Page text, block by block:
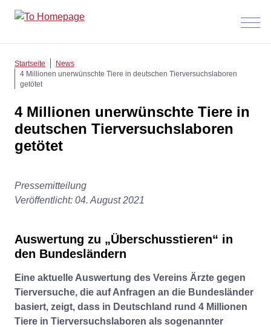
Menü
Startseite
News
4 Millionen unerwünschte Tiere in deutschen Tierversuchslaboren
getötet
4 Millionen unerwünschte Tiere in
deutschen Tierversuchslaboren
getötet
Pressemitteilung
Veröffentlicht: 04. August 2021
Auswertung zu „Überschusstieren“ in
den Bundesländern
Eine aktuelle Auswertung des Vereins Ärzte gegen
Tierversuche, die auf Anfragen an die Bundesländer
basiert, zeigt, dass in Deutschland rund 4 Millionen
Tiere in Tierversuchslaboren als sogenannter